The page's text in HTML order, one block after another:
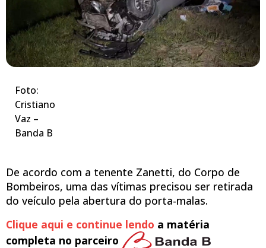
Foto:
Cristiano
Vaz –
Banda B
De acordo com a tenente Zanetti, do Corpo de
Bombeiros, uma das vítimas precisou ser retirada
do veículo pela abertura do porta-malas.
Clique aqui e continue lendo a matéria
completa no parceiro